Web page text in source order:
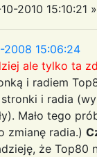
2010 15:10:21 »
15:06:24
ale tylko ta
i radiem
i radia
Mało tego
zmianę radia.)
że Top80